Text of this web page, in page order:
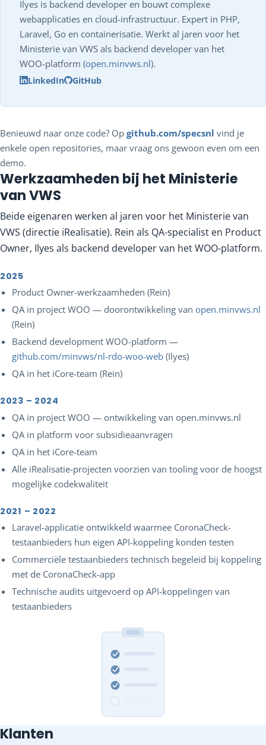
Ilyes is backend developer en bouwt complexe
webapplicaties en cloud-infrastructuur. Expert in PHP,
Laravel, Go en containerisatie. Werkt al jaren voor het
Ministerie van VWS als backend developer van het
WOO-platform (open.minvws.nl).
LinkedIn GitHub
Benieuwd naar onze code? Op github.com/specsnl vind je
enkele open repositories, maar vraag ons gewoon even om een
demo.
Werkzaamheden bij het Ministerie
van VWS
Beide eigenaren werken al jaren voor het Ministerie van
VWS (directie iRealisatie). Rein als QA-specialist en Product
Owner, Ilyes als backend developer van het WOO-platform.
2025
Product Owner-werkzaamheden (Rein)
QA in project WOO — doorontwikkeling van open.minvws.nl
(Rein)
Backend development WOO-platform —
github.com/minvws/nl-rdo-woo-web (Ilyes)
QA in het iCore-team (Rein)
2023 – 2024
QA in project WOO — ontwikkeling van open.minvws.nl
QA in platform voor subsidieaanvragen
QA in het iCore-team
Alle iRealisatie-projecten voorzien van tooling voor de hoogst
mogelijke codekwaliteit
2021 – 2022
Laravel-applicatie ontwikkeld waarmee CoronaCheck-
testaanbieders hun eigen API-koppeling konden testen
Commerciële testaanbieders technisch begeleid bij koppeling
met de CoronaCheck-app
Technische audits uitgevoerd op API-koppelingen van
testaanbieders
Klanten